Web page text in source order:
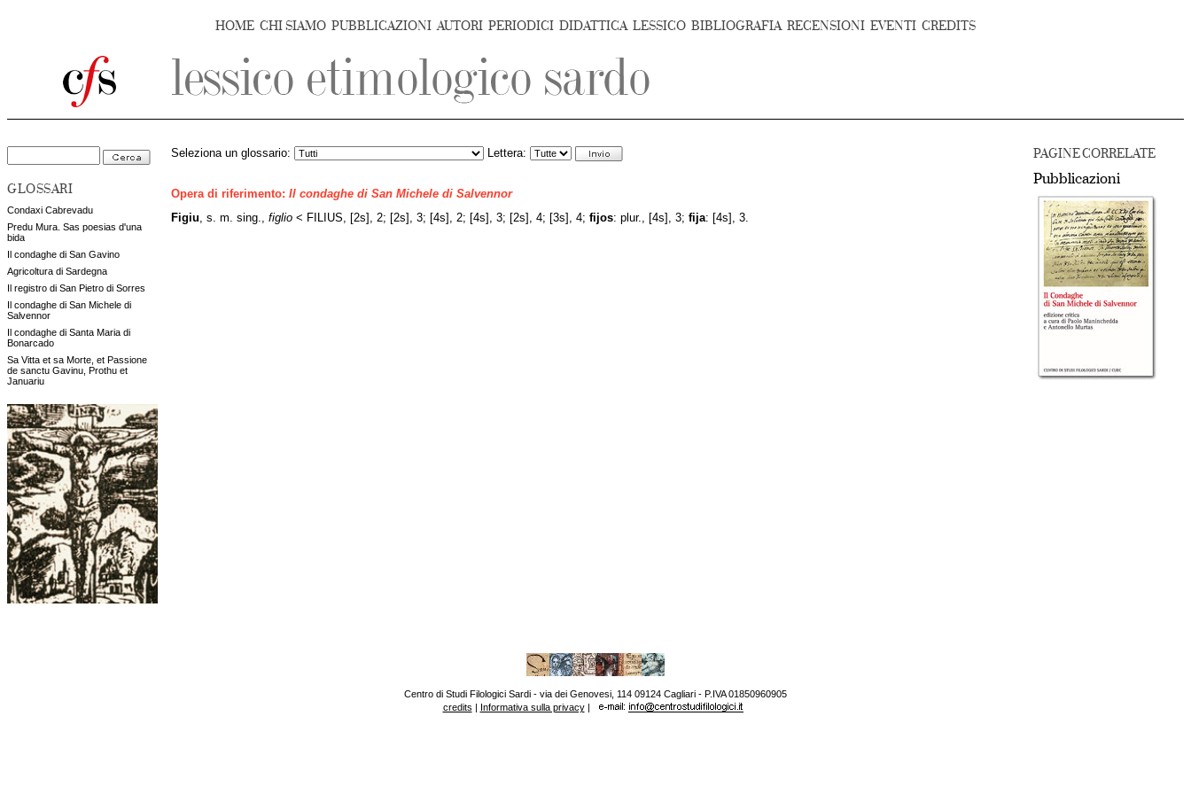
HOME CHI SIAMO PUBBLICAZIONI AUTORI PERIODICI DIDATTICA LESSICO BIBLIOGRAFIA RECENSIONI EVENTI CREDITS
GLOSSARI
Condaxi Cabrevadu
Predu Mura. Sas poesias d'una
bida
Il condaghe di San Gavino
Agricoltura di Sardegna
Il registro di San Pietro di Sorres
Il condaghe di San Michele di
Salvennor
Il condaghe di Santa Maria di
Bonarcado
Sa Vitta et sa Morte, et Passione
de sanctu Gavinu, Prothu et
Januariu
PAGINE CORRELATE
Pubblicazioni
Seleziona un glossario: Lettera:
Opera di riferimento: Il condaghe di San Michele di Salvennor
Figiu , s. m. sing., figlio < FILIUS, [2s], 2; [2s], 3; [4s], 2; [4s], 3; [2s], 4; [3s], 4; fijos: plur., [4s], 3; fija: [4s], 3.
Centro di Studi Filologici Sardi - via dei Genovesi, 114 09124 Cagliari - P.IVA 01850960905
credits | Informativa sulla privacy|